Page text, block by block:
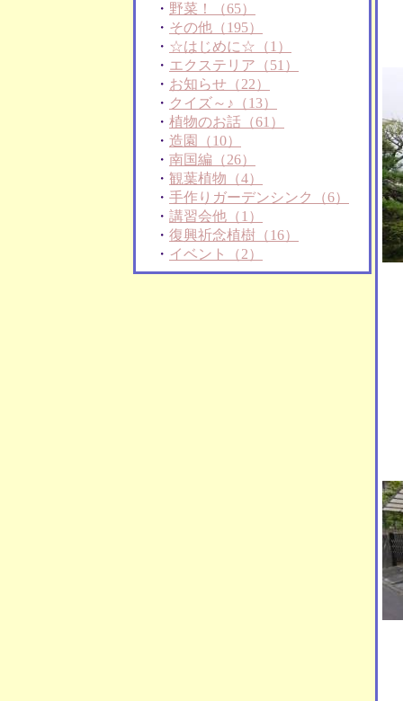
・ 野菜！（65）
・ その他（195）
・ ☆はじめに☆（1）
・ エクステリア（51）
・ お知らせ（22）
・ クイズ～♪（13）
・ 植物のお話（61）
・ 造園（10）
・ 南国編（26）
・ 観葉植物（4）
・ 手作りガーデンシンク（6）
・ 講習会他（1）
・ 復興祈念植樹（16）
・ イベント（2）